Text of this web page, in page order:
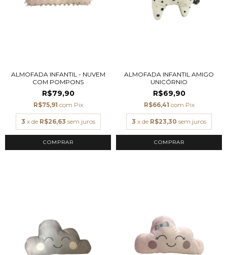
ALMOFADA INFANTIL - NUVEM
COM POMPONS
R$79,90
R$75,91 com Pix
3 x de R$26,63 sem juros
ALMOFADA INFANTIL AMIGO
UNICÓRNIO
R$69,90
R$66,41 com Pix
3 x de R$23,30 sem juros